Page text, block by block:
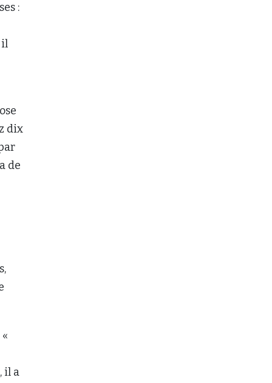
:
il
dix
de
il a